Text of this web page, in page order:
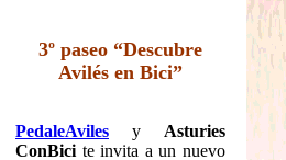
3º paseo “Descubre
Avilés en Bici”
PedaleAviles y Asturies
ConBici te invita a un nuevo